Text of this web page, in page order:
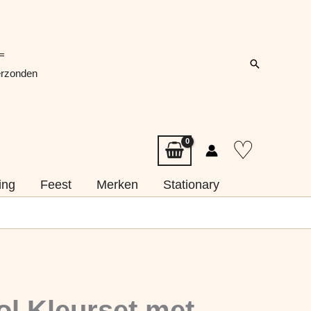
Zoeken
♡
Feest Merken
Stationary